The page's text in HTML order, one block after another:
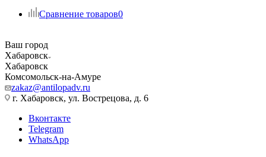
Сравнение товаров0
Ваш город
Хабаровск
Хабаровск
Комсомольск-на-Амуре
zakaz@antilopadv.ru
г. Хабаровск, ул. Вострецова, д. 6
Вконтакте
Telegram
WhatsApp